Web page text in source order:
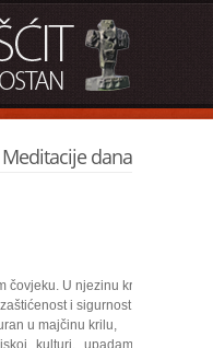
Meditacije dana
čovjeku. U njezinu krilu
i sigurnost.
u majčinu krilu,
kulturi, upadamo u